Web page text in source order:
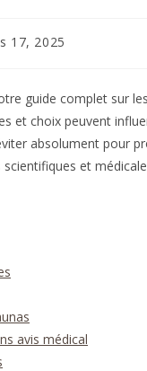
:
17, 2025
guide complet sur
et choix peuvent
absolument pour
et
avis médical